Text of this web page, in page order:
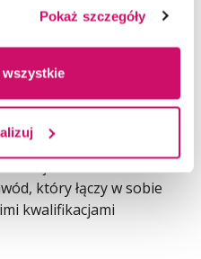
Pokaż szczegóły
wszystkie
Polsce ma ugruntowaną
2006 roku (Dz. U.
oblicze systemu
Polsce oraz
medycznego
który łączy w sobie
kwalifikacjami